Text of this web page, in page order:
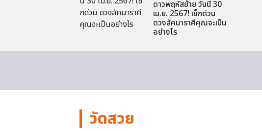
ดาวพฤหัสย้าย วันนี้ 30
เม.ย. 2567! เช็กด่วน
ดวงลัคนาราศีคุณจะเป็น
อย่างไร
วัดสวย